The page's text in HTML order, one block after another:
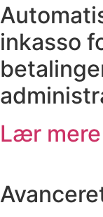
inkasso
Lær